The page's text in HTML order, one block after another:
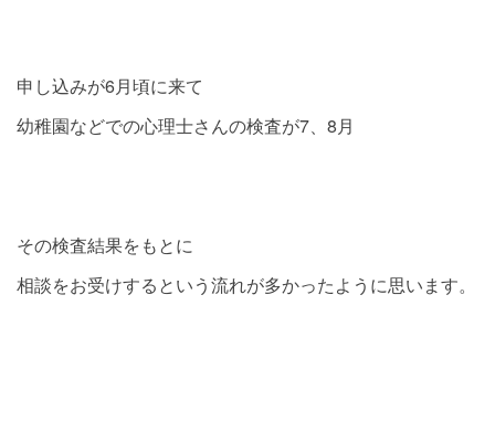
申し込みが6月頃に来て
幼稚園などでの心理士さんの検査が7、8月
その検査結果をもとに
相談をお受けするという流れが多かったように思います。